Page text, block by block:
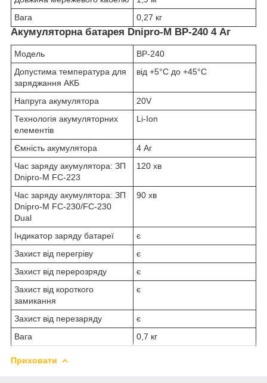
Вага
0,27 кг
Акумуляторна батарея Dnipro-M BP-240 4 Аг
Модель
BP-240
Допустима температура для
заряджання АКБ
від +5°С до +45°С
Напруга акумулятора
20V
Технологія акумуляторних
елементів
Li-Ion
Ємність акумулятора
4 Аг
Час заряду акумулятора: ЗП
Dnipro-M FC-223
120 хв
Час заряду акумулятора: ЗП
Dnipro-M FC-230/FC-230
Dual
90 хв
Індикатор заряду батареї
є
Захист від перегріву
є
Захист від перерозряду
є
Захист від короткого
замикання
є
Захист від перезаряду
є
Вага
0,7 кг
Приховати